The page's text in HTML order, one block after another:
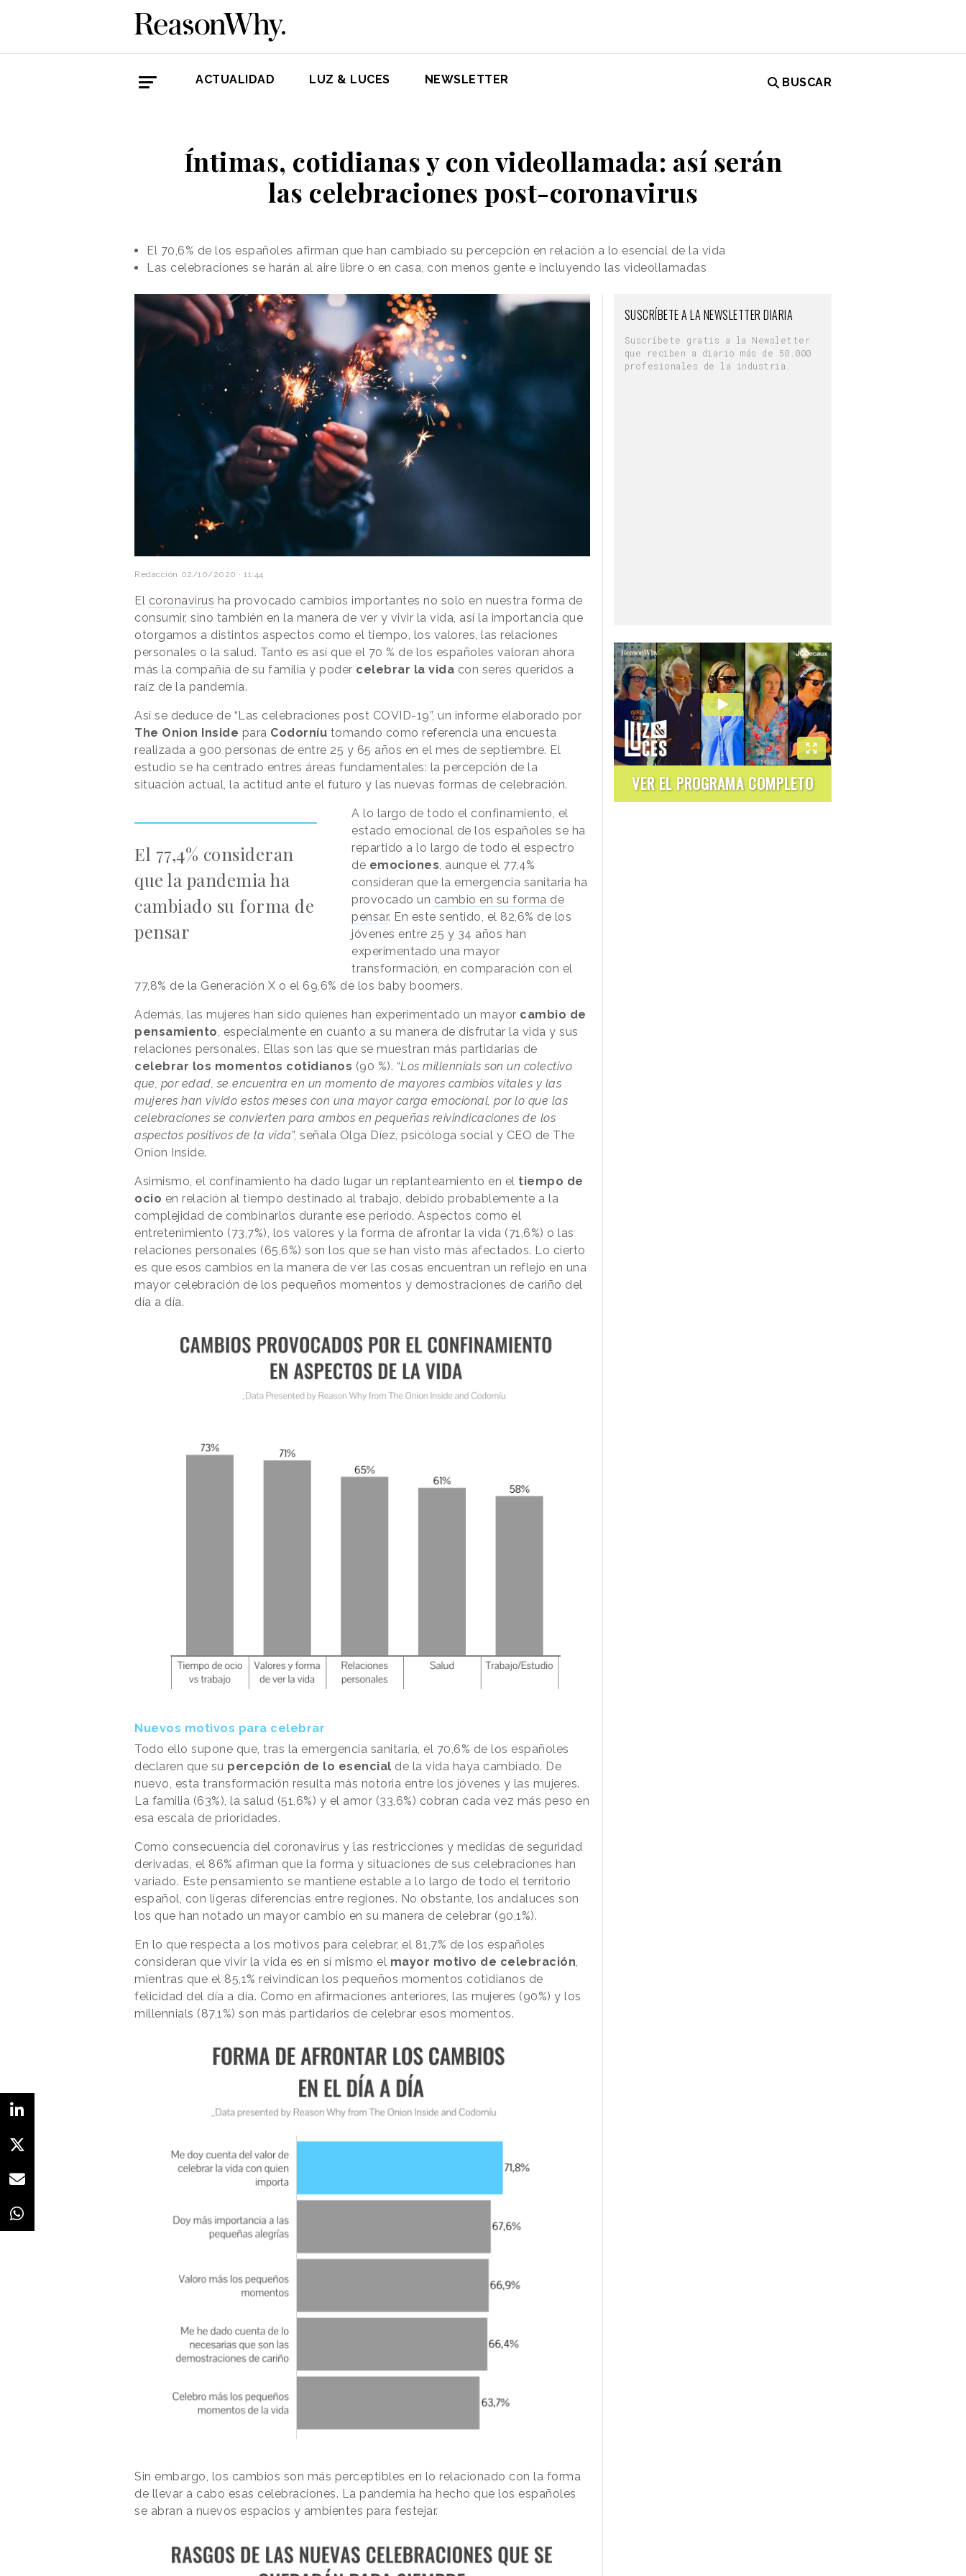
ACTUALIDAD LUZ & LUCES NEWSLETTER BUSCAR
Íntimas, cotidianas y con videollamada: así serán
las celebraciones post-coronavirus
El 70,6% de los españoles afirman que han cambiado su percepción en relación a lo esencial de la vida
Las celebraciones se harán al aire libre o en casa, con menos gente e incluyendo las videollamadas
Redacción 02/10/2020 · 11:44
El coronavirus ha provocado cambios importantes no solo en nuestra forma de
consumir, sino también en la manera de ver y vivir la vida, así la importancia que
otorgamos a distintos aspectos como el tiempo, los valores, las relaciones
personales o la salud. Tanto es así que el 70 % de los españoles valoran ahora
más la compañía de su familia y poder celebrar la vida con seres queridos a
raíz de la pandemia.
Así se deduce de “Las celebraciones post COVID-19”, un informe elaborado por
The Onion Inside para Codorníu tomando como referencia una encuesta
realizada a 900 personas de entre 25 y 65 años en el mes de septiembre. El
estudio se ha centrado entres áreas fundamentales: la percepción de la
situación actual, la actitud ante el futuro y las nuevas formas de celebración.
El 77,4% consideran
que la pandemia ha
cambiado su forma de
pensar
A lo largo de todo el confinamiento, el
estado emocional de los españoles se ha
repartido a lo largo de todo el espectro
de emociones , aunque el 77,4%
consideran que la emergencia sanitaria ha
provocado un cambio en su forma de
pensar. En este sentido, el 82,6% de los
jóvenes entre 25 y 34 años han
experimentado una mayor
transformación, en comparación con el
77,8% de la Generación X o el 69,6% de los baby boomers.
Además, las mujeres han sido quienes han experimentado un mayor cambio de
pensamiento , especialmente en cuanto a su manera de disfrutar la vida y sus
relaciones personales. Ellas son las que se muestran más partidarias de
celebrar los momentos cotidianos (90 %). “Los millennials son un colectivo
que, por edad, se encuentra en un momento de mayores cambios vitales y las
mujeres han vivido estos meses con una mayor carga emocional, por lo que las
celebraciones se convierten para ambos en pequeñas reivindicaciones de los
aspectos positivos de la vida”, señala Olga Díez, psicóloga social y CEO de The
Onion Inside.
Asimismo, el confinamiento ha dado lugar un replanteamiento en el tiempo de
ocio en relación al tiempo destinado al trabajo, debido probablemente a la
complejidad de combinarlos durante ese periodo. Aspectos como el
entretenimiento (73,7%), los valores y la forma de afrontar la vida (71,6%) o las
relaciones personales (65,6%) son los que se han visto más afectados. Lo cierto
es que esos cambios en la manera de ver las cosas encuentran un reflejo en una
mayor celebración de los pequeños momentos y demostraciones de cariño del
día a día.
Nuevos motivos para celebrar
Todo ello supone que, tras la emergencia sanitaria, el 70,6% de los españoles
declaren que su percepción de lo esencial de la vida haya cambiado. De
nuevo, esta transformación resulta más notoria entre los jóvenes y las mujeres.
La familia (63%), la salud (51,6%) y el amor (33,6%) cobran cada vez más peso en
esa escala de prioridades.
Como consecuencia del coronavirus y las restricciones y medidas de seguridad
derivadas, el 86% afirman que la forma y situaciones de sus celebraciones han
variado. Este pensamiento se mantiene estable a lo largo de todo el territorio
español, con ligeras diferencias entre regiones. No obstante, los andaluces son
los que han notado un mayor cambio en su manera de celebrar (90,1%).
En lo que respecta a los motivos para celebrar, el 81,7% de los españoles
consideran que vivir la vida es en sí mismo el mayor motivo de celebración,
mientras que el 85,1% reivindican los pequeños momentos cotidianos de
felicidad del día a día. Como en afirmaciones anteriores, las mujeres (90%) y los
millennials (87,1%) son más partidarios de celebrar esos momentos.
Sin embargo, los cambios son más perceptibles en lo relacionado con la forma
de llevar a cabo esas celebraciones. La pandemia ha hecho que los españoles
se abran a nuevos espacios y ambientes para festejar.
SUSCRÍBETE A LA NEWSLETTER DIARIA
Suscríbete gratis a la Newsletter
que reciben a diario más de 50.000
profesionales de la industria.
VER EL PROGRAMA COMPLETO